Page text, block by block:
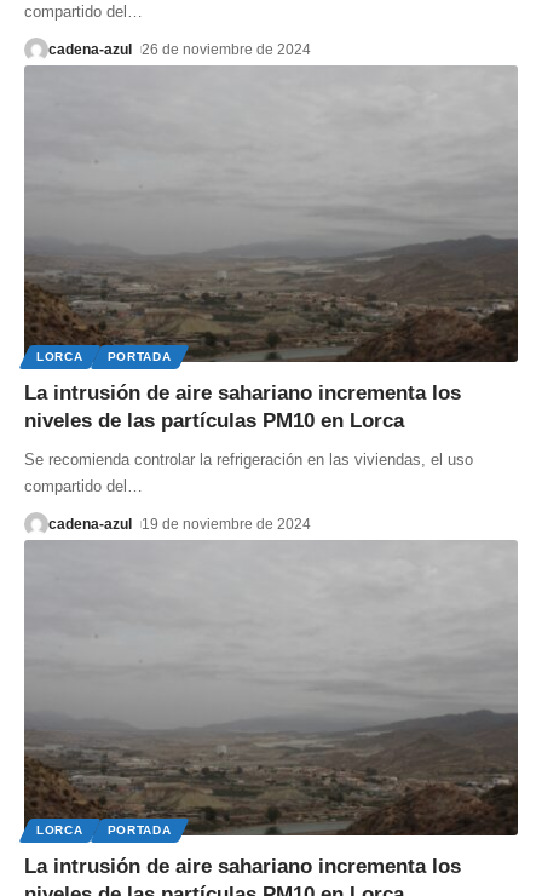
compartido del
cadena-azul 26 de noviembre de 2024
LORCA PORTADA
La intrusión de aire sahariano incrementa los
niveles de las partículas PM10 en Lorca
Se recomienda controlar la refrigeración en las viviendas, el uso
compartido del
cadena-azul 19 de noviembre de 2024
LORCA PORTADA
La intrusión de aire sahariano incrementa los